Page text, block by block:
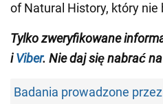
of Natural History, który nie
Tylko zweryfikowane
iViber. Nie daj się nabrać
Badania prowadzone